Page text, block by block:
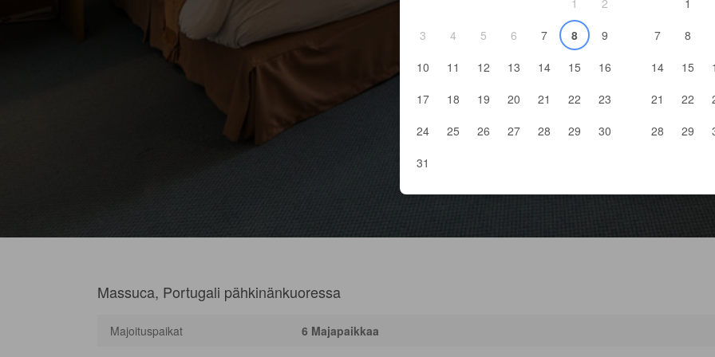
3
4 5 6 7 8
9
10
11 12 13 14 15
16
17
18 19 20 21 22
23
24
25 26 27 28 29
30
31
7
8
14
15
21
22
28
29
Massuca, Portugali pähkinänkuoressa
Majoituspaikat
6 Majapaikkaa